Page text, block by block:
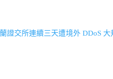
證交所連續三天遭境外 DDoS